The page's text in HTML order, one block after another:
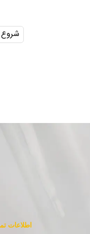
شروع
اطلاعات